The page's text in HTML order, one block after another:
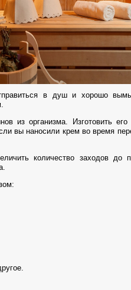
в душ и хорошо
из организма. Изготовить
вы наносили крем во время
количество заходов до